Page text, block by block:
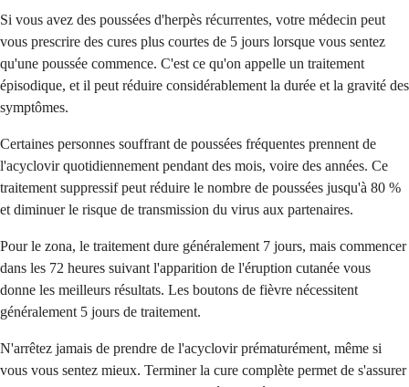
Si vous avez des poussées d'herpès récurrentes, votre médecin peut
vous prescrire des cures plus courtes de 5 jours lorsque vous sentez
qu'une poussée commence. C'est ce qu'on appelle un traitement
épisodique, et il peut réduire considérablement la durée et la gravité des
symptômes.
Certaines personnes souffrant de poussées fréquentes prennent de
l'acyclovir quotidiennement pendant des mois, voire des années. Ce
traitement suppressif peut réduire le nombre de poussées jusqu'à 80 %
et diminuer le risque de transmission du virus aux partenaires.
Pour le zona, le traitement dure généralement 7 jours, mais commencer
dans les 72 heures suivant l'apparition de l'éruption cutanée vous
donne les meilleurs résultats. Les boutons de fièvre nécessitent
généralement 5 jours de traitement.
N'arrêtez jamais de prendre de l'acyclovir prématurément, même si
vous vous sentez mieux. Terminer la cure complète permet de s'assurer